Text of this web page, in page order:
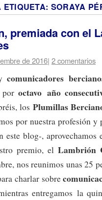
ETIQUETA: SORAYA
premiada con el
de 2016| 2 comentarios
comunicadores
octavo año
losPlumillas
por nuestra profesión
este blog-, aprovechamos
premio, el Lambrión
nos reunimos unas 25
charlar sobre
entregamos la